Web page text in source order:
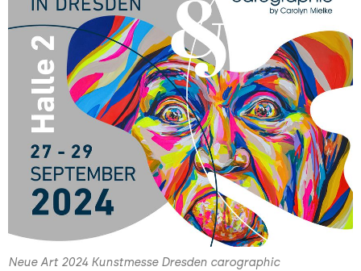
Neue Art 2024 Kunstmesse Dresden carographic